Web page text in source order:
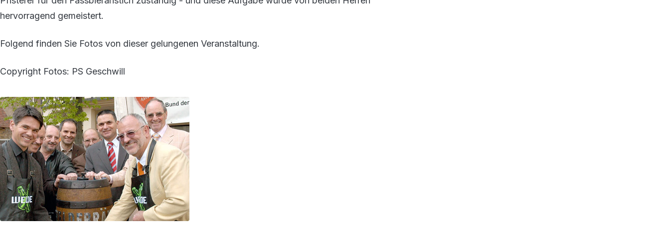
hervorragend gemeistert.
Folgend finden Sie Fotos von dieser gelungenen Veranstaltung.
Copyright Fotos: PS Geschwill